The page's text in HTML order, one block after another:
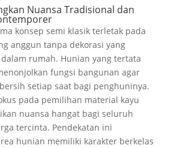
Nuansa Tradisional dan
konsep semi klasik terletak pada
anggun tanpa dekorasi yang
rumah. Hunian yang tertata
fungsi bangunan agar
setiap saat bagi penghuninya.
pada pemilihan material kayu
nuansa hangat bagi seluruh
tercinta. Pendekatan ini
hunian memiliki karakter berkelas